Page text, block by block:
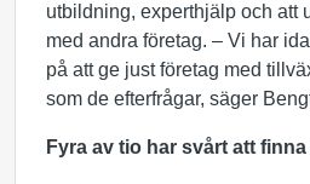
utbildning, experthjälp och att
med andra företag. – Vi har
på att ge just företag med
som de efterfrågar, säger
Fyra av tio har svårt att